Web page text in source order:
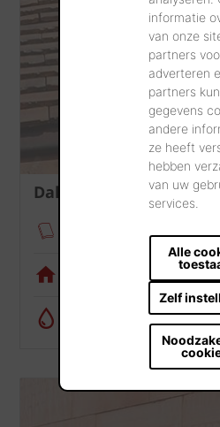
informatie
van onze
partners
adverteren
partners
gegevens
andere
ze heeft
hebben
van uw
services.
Alle
Zelf
Dak